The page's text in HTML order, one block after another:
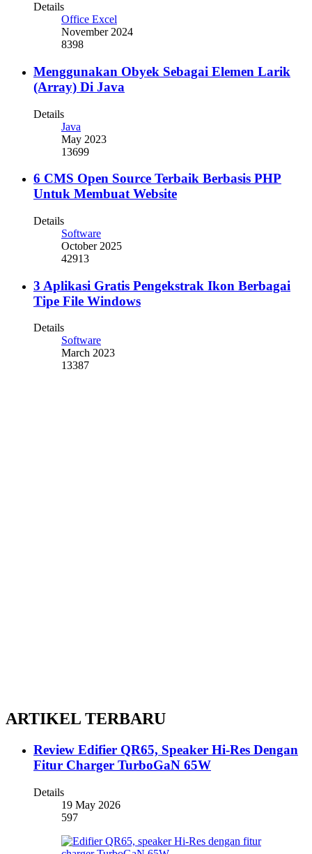
Details
Office Excel
November 2024
8398
Menggunakan Obyek Sebagai Elemen Larik
(Array) Di Java
Details
Java
May 2023
13699
6 CMS Open Source Terbaik Berbasis PHP
Untuk Membuat Website
Details
Software
October 2025
42913
3 Aplikasi Gratis Pengekstrak Ikon Berbagai
Tipe File Windows
Details
Software
March 2023
13387
ARTIKEL TERBARU
Review Edifier QR65, Speaker Hi-Res Dengan
Fitur Charger TurboGaN 65W
Details
19 May 2026
597